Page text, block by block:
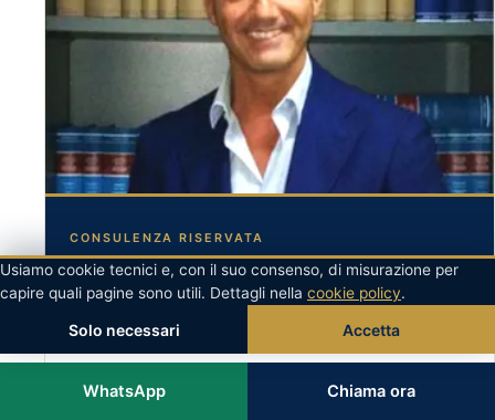
CONSULENZA RISERVATA
Avv. Massimo Romano
Penalista cassazionista · Ordine degli Avvocati di Napoli n.
Mi racconti la situazione: le dico in modo chiaro cosa
si può fare e quali sono i passaggi immediati.
WhatsApp Chiama ora
Usiamo cookie tecnici e, con il suo consenso, di misurazione per
capire quali pagine sono utili. Dettagli nella cookie policy.
Solo necessari Accetta